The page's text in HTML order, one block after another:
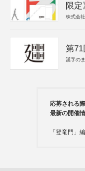
限定
株式会
第
漢字の
応募される
最新の開催
「登竜門」